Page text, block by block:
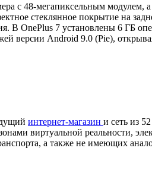
с 48-мегапиксельным модулем,
стеклянное покрытие на
В OnePlus 7 установлены 6 ГБ
версии Android 9.0 (Pie),
интернет-магазин и сеть из
виртуальной реальности,
а также не имеющих